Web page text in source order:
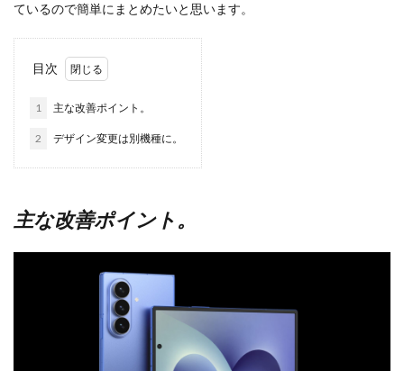
ているので簡単にまとめたいと思います。
目次
1 主な改善ポイント。
2 デザイン変更は別機種に。
主な改善ポイント。